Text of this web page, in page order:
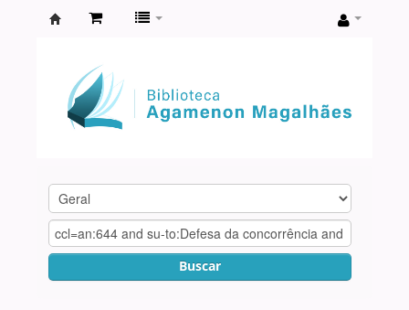
Agamenon
Magalhães
Buscar